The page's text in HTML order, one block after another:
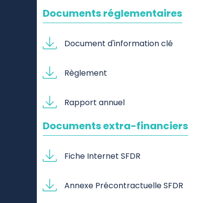
Lettre d’information aux porteurs de parts
Documents réglementaires
Document d'information clé
Règlement
Rapport annuel
Documents extra-financiers
Fiche Internet SFDR